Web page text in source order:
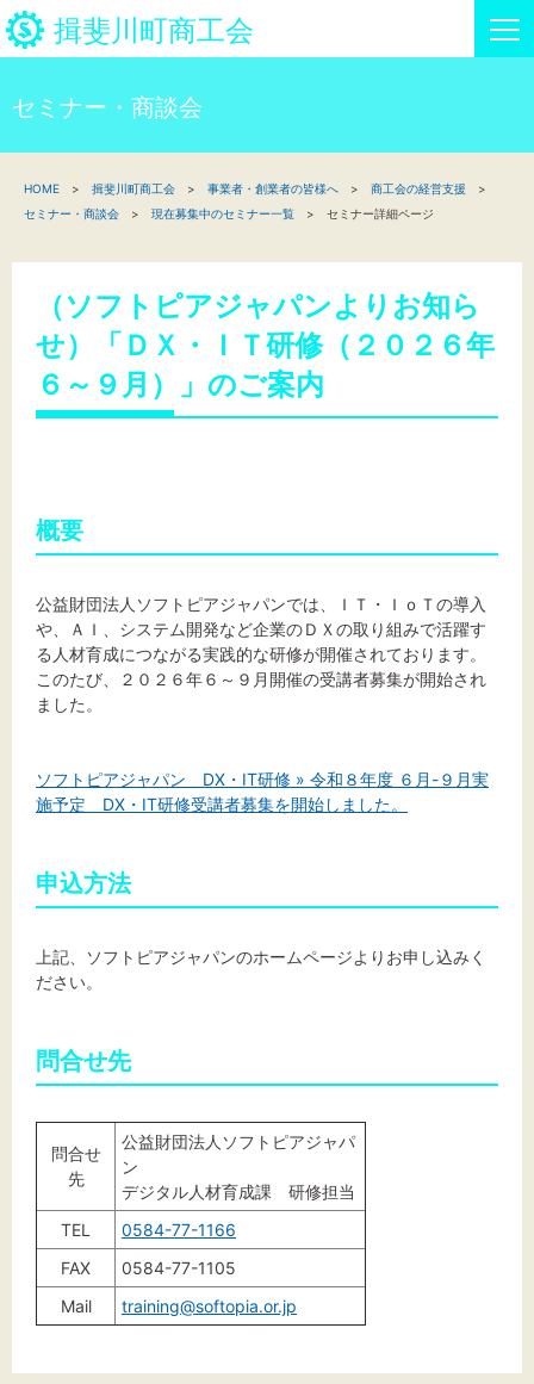
揖斐川町商工会
新着情報
関係機関の方へ
揖斐川町商工会について
文字サイズ
標準 拡大
黒 白 黄
セミナー・商談会
HOME 揖斐川町商工会 事業者・創業者の皆様へ
商工会の経営支援
セミナー・商談会
現在募集中のセミナー一覧 セミナー詳細ページ
（ソフトピアジャパンよりお知ら
せ）「ＤＸ・ＩＴ研修（２０２６年
６～９月）」のご案内
概要
公益財団法人ソフトピアジャパンでは、ＩＴ・ＩｏＴの導入
や、ＡＩ、システム開発など企業のＤＸの取り組みで活躍す
る人材育成につながる実践的な研修が開催されております。
このたび、２０２６年６～９月開催の受講者募集が開始され
ました。
ソフトピアジャパン DX・IT研修 » 令和８年度 ６月-９月実
施予定 DX・IT研修受講者募集を開始しました。
申込方法
上記、ソフトピアジャパンのホームページよりお申し込みく
ださい。
問合せ先
問合せ
先
公益財団法人ソフトピアジャパ
ン
デジタル人材育成課 研修担当
TEL
0584-77-1166
FAX
0584-77-1105
Mail
training@softopia.or.jp